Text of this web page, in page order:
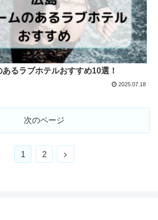
るラブホテルおすすめ10選！
2025.07.18
次のページ
1 2
次